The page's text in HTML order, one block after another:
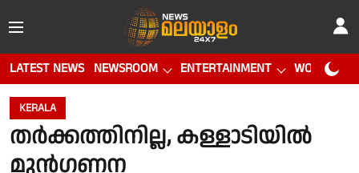
LATEST NEWS NEWSROOM ENTERTAINMENT WORLD CUP
KERALA
തർക്കത്തിനില്ല, കള്ളാടിയിൽ
മുൻഗണന